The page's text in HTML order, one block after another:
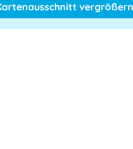
vergrößern